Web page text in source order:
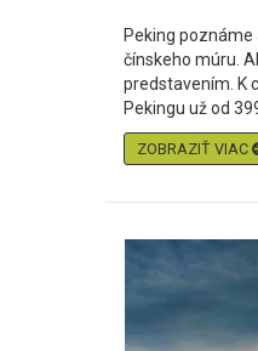
Peking
čínskeho múru.
predstavením. K
Pekingu už od
ZOBRAZIŤ VIAC